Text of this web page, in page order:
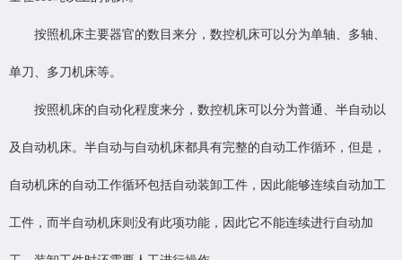
按照机床主要器官的数目来分，数控机床可以分为单轴、多轴、
单刀、多刀机床等。
按照机床的自动化程度来分，数控机床可以分为普通、半自动以
及自动机床。半自动与自动机床都具有完整的自动工作循环，但是，
自动机床的自动工作循环包括自动装卸工件，因此能够连续自动加工
工件，而半自动机床则没有此项功能，因此它不能连续进行自动加